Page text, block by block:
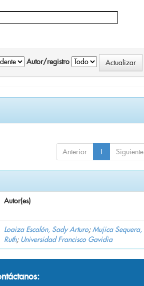
Autor/registro
Anterior 1 Siguiente
Autor(es)
Loaiza Escalón, Sady Arturo;Mujica Sequera,
Ruth; Universidad Francisco Gavidia